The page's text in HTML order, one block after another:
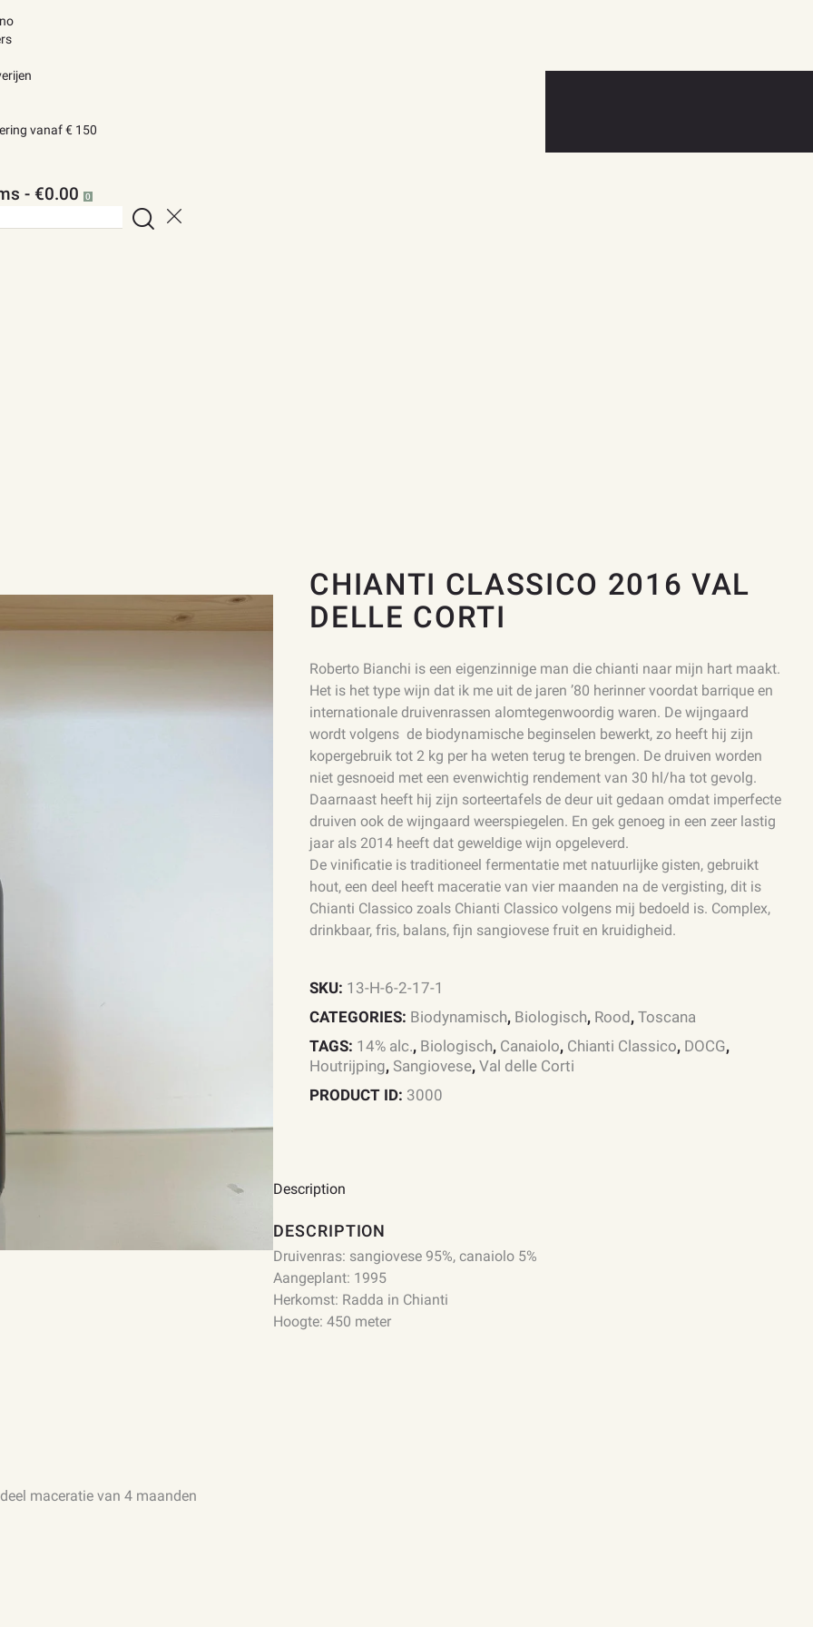
vanaf € 150
- €0.00 0
CHIANTI CLASSICO 2016 VAL
DELLE CORTI
Roberto Bianchi is een eigenzinnige man die chianti naar mijn hart maakt.
Het is het type wijn dat ik me uit de jaren ’80 herinner voordat barrique en
internationale druivenrassen alomtegenwoordig waren. De wijngaard
wordt volgens de biodynamische beginselen bewerkt, zo heeft hij zijn
kopergebruik tot 2 kg per ha weten terug te brengen. De druiven worden
niet gesnoeid met een evenwichtig rendement van 30 hl/ha tot gevolg.
Daarnaast heeft hij zijn sorteertafels de deur uit gedaan omdat imperfecte
druiven ook de wijngaard weerspiegelen. En gek genoeg in een zeer lastig
jaar als 2014 heeft dat geweldige wijn opgeleverd.
De vinificatie is traditioneel fermentatie met natuurlijke gisten, gebruikt
hout, een deel heeft maceratie van vier maanden na de vergisting, dit is
Chianti Classico zoals Chianti Classico volgens mij bedoeld is. Complex,
drinkbaar, fris, balans, fijn sangiovese fruit en kruidigheid.
SKU: 13-H-6-2-17-1
CATEGORIES: Biodynamisch, Biologisch, Rood,Toscana
TAGS: 14% alc., Biologisch, Canaiolo, Chianti Classico, DOCG,
Houtrijping, Sangiovese,Val delle Corti
PRODUCT ID: 3000
Description
DESCRIPTION
Druivenras: sangiovese 95%, canaiolo 5%
Aangeplant: 1995
Herkomst: Radda in Chianti
Hoogte: 450 meter
maceratie van 4 maanden